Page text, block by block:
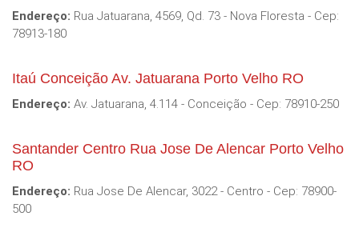
Endereço: Rua Jatuarana, 4569, Qd. 73 - Nova Floresta - Cep:
78913-180
Itaú Conceição Av. Jatuarana Porto Velho RO
Endereço: Av. Jatuarana, 4.114 - Conceição - Cep: 78910-250
Santander Centro Rua Jose De Alencar Porto Velho
RO
Endereço: Rua Jose De Alencar, 3022 - Centro - Cep: 78900-
500